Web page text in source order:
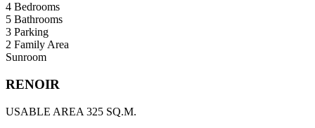
4 Bedrooms
5 Bathrooms
3 Parking
2 Family Area
Sunroom
RENOIR
USABLE AREA 325 SQ.M.